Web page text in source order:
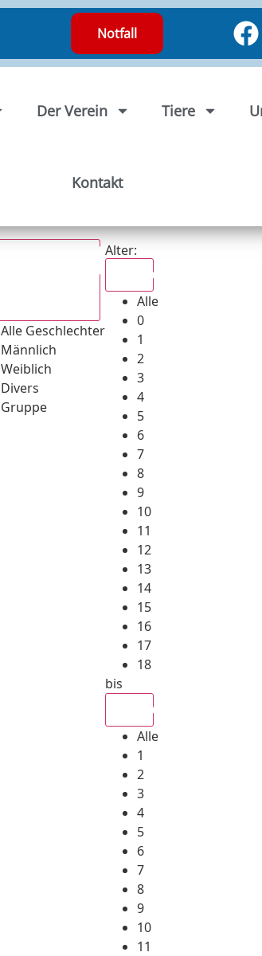
Notfall
Der Verein Tiere
Kontakt
Alle Geschlechter
Männlich
Weiblich
Divers
Gruppe
Alter:
Alle
0
1
2
3
4
5
6
7
8
9
10
11
12
13
14
15
16
17
18
bis
Alle
1
2
3
4
5
6
7
8
9
10
11